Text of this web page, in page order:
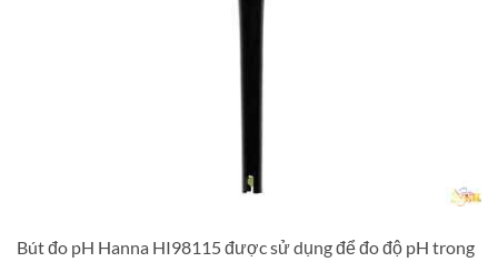
Bút đo pH Hanna HI98115 được sử dụng để đo độ pH trong